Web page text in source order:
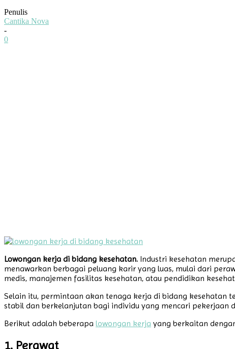
Penulis
Cantika Nova
-
0
Lowongan kerja di bidang kesehatan. Industri kesehatan
menawarkan berbagai peluang karir yang luas, mulai dari
medis, manajemen fasilitas kesehatan, atau pendidikan
Selain itu, permintaan akan tenaga kerja di bidang kesehatan
stabil dan berkelanjutan bagi individu yang mencari pekerjaan
Berikut adalah beberapa lowongan kerja yang berkaitan
1. Perawat